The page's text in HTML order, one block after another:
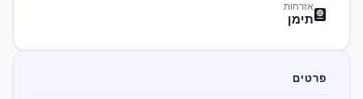
אזרחות
תימן
פרטים